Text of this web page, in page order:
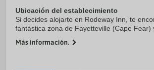
Ubicación del establecimiento
Si decides alojarte en Rodeway Inn, te
fantástica zona de Fayetteville (Cape Fear)
Fear y Estadio Segra. Además, este ...
Más información.